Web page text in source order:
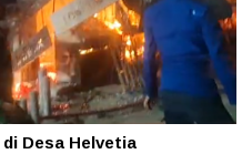
Desa Helvetia